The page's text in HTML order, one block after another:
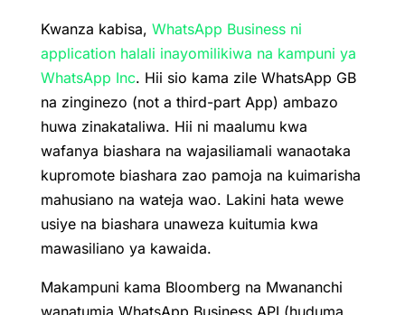
Kwanza kabisa, WhatsApp Business ni
application halali inayomilikiwa na kampuni ya
WhatsApp Inc. Hii sio kama zile WhatsApp GB
na zinginezo (not a third-part App) ambazo
huwa zinakataliwa. Hii ni maalumu kwa
wafanya biashara na wajasiliamali wanaotaka
kupromote biashara zao pamoja na kuimarisha
mahusiano na wateja wao. Lakini hata wewe
usiye na biashara unaweza kuitumia kwa
mawasiliano ya kawaida.
Makampuni kama Bloomberg na Mwananchi
wanatumia WhatsApp Business API (huduma